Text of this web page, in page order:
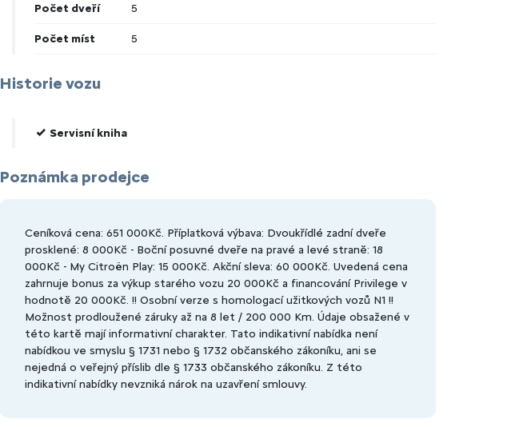
Počet dveří 5
Počet míst 5
Historie vozu
Servisní kniha
Poznámka prodejce
Ceníková cena: 651 000Kč. Příplatková výbava: Dvoukřídlé zadní dveře
prosklené: 8 000Kč - Boční posuvné dveře na pravé a levé straně: 18
000Kč - My Citroën Play: 15 000Kč. Akční sleva: 60 000Kč. Uvedená cena
zahrnuje bonus za výkup starého vozu 20 000Kč a financování Privilege v
hodnotě 20 000Kč. !! Osobní verze s homologací užitkových vozů N1 !!
Možnost prodloužené záruky až na 8 let / 200 000 Km. Údaje obsažené v
této kartě mají informativní charakter. Tato indikativní nabídka není
nabídkou ve smyslu § 1731 nebo § 1732 občanského zákoníku, ani se
nejedná o veřejný příslib dle § 1733 občanského zákoníku. Z této
indikativní nabídky nevzniká nárok na uzavření smlouvy.